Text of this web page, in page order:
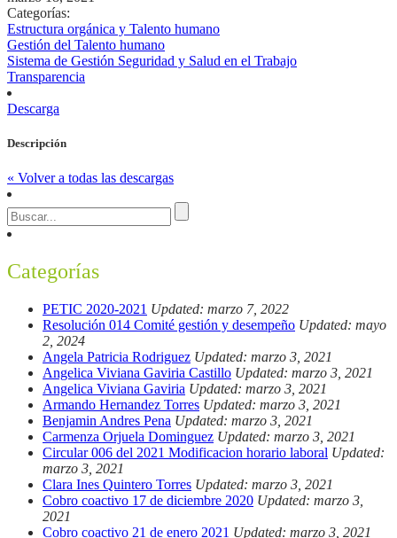
Categorías:
Estructura orgánica y Talento humano
Gestión del Talento humano
Sistema de Gestión Seguridad y Salud en el Trabajo
Transparencia
Descarga
Descripción
« Volver a todas las descargas
Categorías
PETIC 2020-2021 Updated: marzo 7, 2022
Resolución 014 Comité gestión y desempeño Updated: mayo
2, 2024
Angela Patricia Rodriguez Updated: marzo 3, 2021
Angelica Viviana Gaviria Castillo Updated: marzo 3, 2021
Angelica Viviana Gaviria Updated: marzo 3, 2021
Armando Hernandez Torres Updated: marzo 3, 2021
Benjamin Andres Pena Updated: marzo 3, 2021
Carmenza Orjuela Dominguez Updated: marzo 3, 2021
Circular 006 del 2021 Modificacion horario laboral Updated:
marzo 3, 2021
Clara Ines Quintero Torres Updated: marzo 3, 2021
Cobro coactivo 17 de diciembre 2020 Updated: marzo 3,
2021
Cobro coactivo 21 de enero 2021 Updated: marzo 3, 2021